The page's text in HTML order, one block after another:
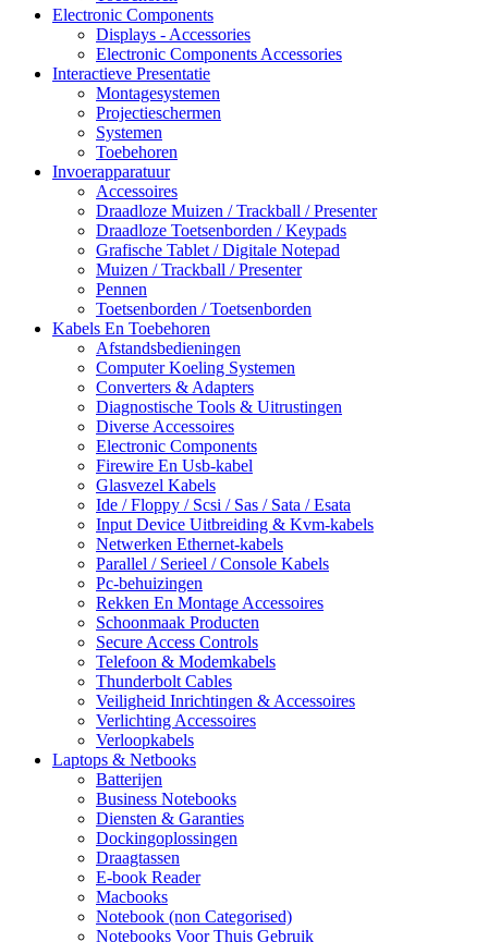
Electronic Components
Displays - Accessories
Electronic Components Accessories
Interactieve Presentatie
Montagesystemen
Projectieschermen
Systemen
Toebehoren
Invoerapparatuur
Accessoires
Draadloze Muizen / Trackball / Presenter
Draadloze Toetsenborden / Keypads
Grafische Tablet / Digitale Notepad
Muizen / Trackball / Presenter
Pennen
Toetsenborden / Toetsenborden
Kabels En Toebehoren
Afstandsbedieningen
Computer Koeling Systemen
Converters & Adapters
Diagnostische Tools & Uitrustingen
Diverse Accessoires
Electronic Components
Firewire En Usb-kabel
Glasvezel Kabels
Ide / Floppy / Scsi / Sas / Sata / Esata
Input Device Uitbreiding & Kvm-kabels
Netwerken Ethernet-kabels
Parallel / Serieel / Console Kabels
Pc-behuizingen
Rekken En Montage Accessoires
Schoonmaak Producten
Secure Access Controls
Telefoon & Modemkabels
Thunderbolt Cables
Veiligheid Inrichtingen & Accessoires
Verlichting Accessoires
Verloopkabels
Laptops & Netbooks
Batterijen
Business Notebooks
Diensten & Garanties
Dockingoplossingen
Draagtassen
E-book Reader
Macbooks
Notebook (non Categorised)
Notebooks Voor Thuis Gebruik